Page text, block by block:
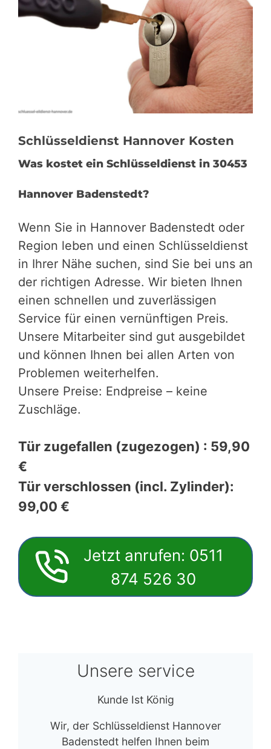
Schlüsseldienst Hannover Kosten
Was kostet ein Schlüsseldienst in 30453
Hannover Badenstedt?
Wenn Sie in Hannover Badenstedt oder
Region leben und einen Schlüsseldienst
in Ihrer Nähe suchen, sind Sie bei uns an
der richtigen Adresse. Wir bieten Ihnen
einen schnellen und zuverlässigen
Service für einen vernünftigen Preis.
Unsere Mitarbeiter sind gut ausgebildet
und können Ihnen bei allen Arten von
Problemen weiterhelfen.
Unsere Preise: Endpreise – keine
Zuschläge.
Tür zugefallen (zugezogen) : 59,90
€
Tür verschlossen (incl. Zylinder):
99,00 €
Jetzt anrufen: 0511
874 526 30
Unsere service
Kunde Ist König
Wir, der Schlüsseldienst Hannover
Badenstedt helfen Ihnen beim